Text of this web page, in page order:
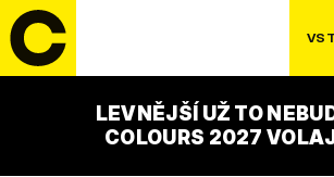
LEVNĚJŠÍ UŽ TO
COLOURS 2027
ČTVRTEK 16. 7.
HARRY
16:15 – 17:15
STEEL STAGE